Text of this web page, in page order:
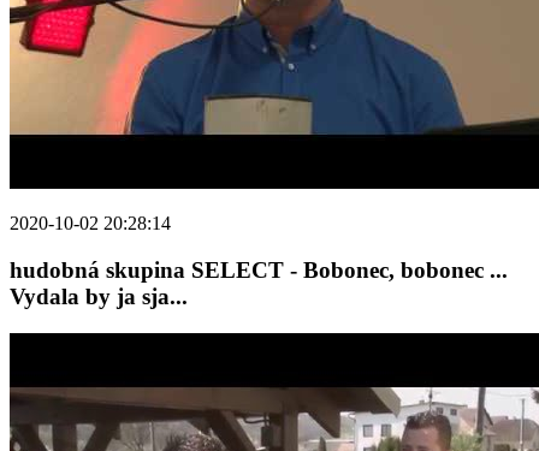
2020-10-02 20:28:14
hudobná skupina SELECT - Bobonec, bobonec ...
Vydala by ja sja...